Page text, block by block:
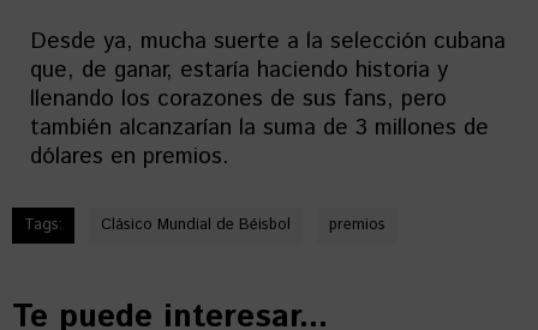
Desde ya, mucha suerte a la selección cubana
que, de ganar, estaría haciendo historia y
llenando los corazones de sus fans, pero
también alcanzarían la suma de 3 millones de
dólares en premios.
Tags: Clásico Mundial de Béisbol premios
Te puede interesar...